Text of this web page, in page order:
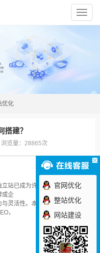
苏
州
点
限
司
优化
搭建？
浏览量：28865次
站已成为许多企业和个人展示自
或企
灵活性。本文将详细探讨如何搭
，
官网优化
整站优化
网站建设